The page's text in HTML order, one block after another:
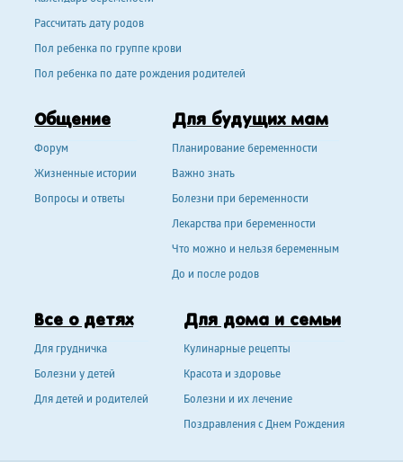
Рассчитать дату родов
Пол ребенка по группе крови
Пол ребенка по дате рождения родителей
Общение
Форум
Жизненные истории
Вопросы и ответы
Для будущих мам
Планирование беременности
Важно знать
Болезни при беременности
Лекарства при беременности
Что можно и нельзя беременным
До и после родов
Все о детях
Для грудничка
Болезни у детей
Для детей и родителей
Для дома и семьи
Кулинарные рецепты
Красота и здоровье
Болезни и их лечение
Поздравления с Днем Рождения